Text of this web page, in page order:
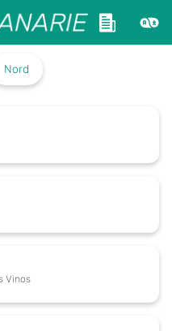
Nord
Vinos